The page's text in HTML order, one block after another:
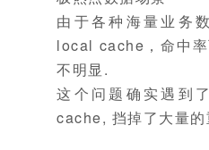
由于各种海量业务
local cache，命中
不明显.
这个问题确实遇到
cache, 挡掉了大量的